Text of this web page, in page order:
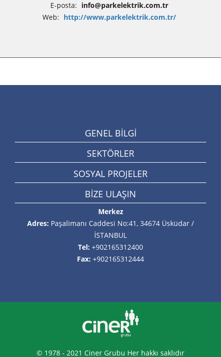
E-posta: info@parkelektrik.com.tr
Web: http://www.parkelektrik.com.tr/
GENEL BİLGİ
SEKTÖRLER
SOSYAL PROJELER
BİZE ULAŞIN
Merkez
Adres: Paşalimanı Caddesi No:41, 34674 Üsküdar /
İSTANBUL
Tel: +902165312400
Fax: +902165312444
© 1978 - 2021 Ciner Grubu Her hakkı saklıdır